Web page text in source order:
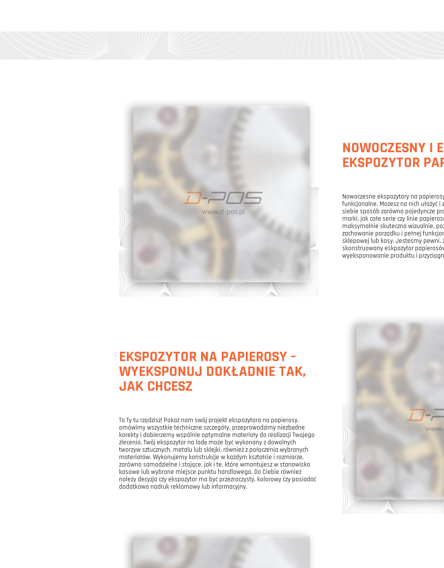
NOWOCZESNY I
EKSPOZYTOR
Nowoczesne ekspozytory na
funkcjonalne. Możesz na nich ułożyć
siebie sposób zarówno pojedyncze
marki, jak całe serie czy linie
maksymalnie skuteczna wizualnie,
zachowanie porządku i pełnej
sklepowej lub kasy. Jesteśmy pewni,
skonstruowany eskpozytor
wyeksponowanie produktu i
EKSPOZYTOR NA PAPIEROSY –
WYEKSPONUJ DOKŁADNIE TAK,
JAK CHCESZ
To Ty tu rządzisz! Pokaż nam swój projekt ekspozytora na papierosy,
omówimy wszystkie techniczne szczegóły, przeprowadzimy niezbędne
korekty i dobierzemy wspólnie optymalne materiały do realizacji Twojego
zlecenia. Twój ekspozytor na ladę może być wykonany z dowolnych
tworzyw sztucznych, metalu lub sklejki, również z połączenia wybranych
materiałów. Wykonujemy konstrukcje w każdym kształcie i rozmiarze,
zarówno samodzielne i stojące, jak i te, które wmontujesz w stanowisko
kasowe lub wybrane miejsce punktu handlowego. Do Ciebie również
należy decyzja czy ekspozytor ma być przezroczysty, kolorowy czy posiadać
dodatkowo nadruk reklamowy lub informacyjny.